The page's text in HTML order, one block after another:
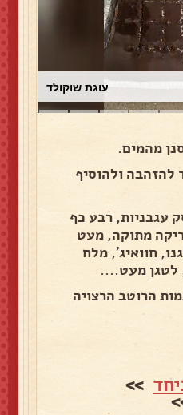
עוגת שוקולד
מהמים.
להזהבה ולהוסיף
רסק עגבניות, רבע כף
מתוקה, מעט
חוואיג', מלח
לטגן מעט....
הרוטב הרצויה
>>